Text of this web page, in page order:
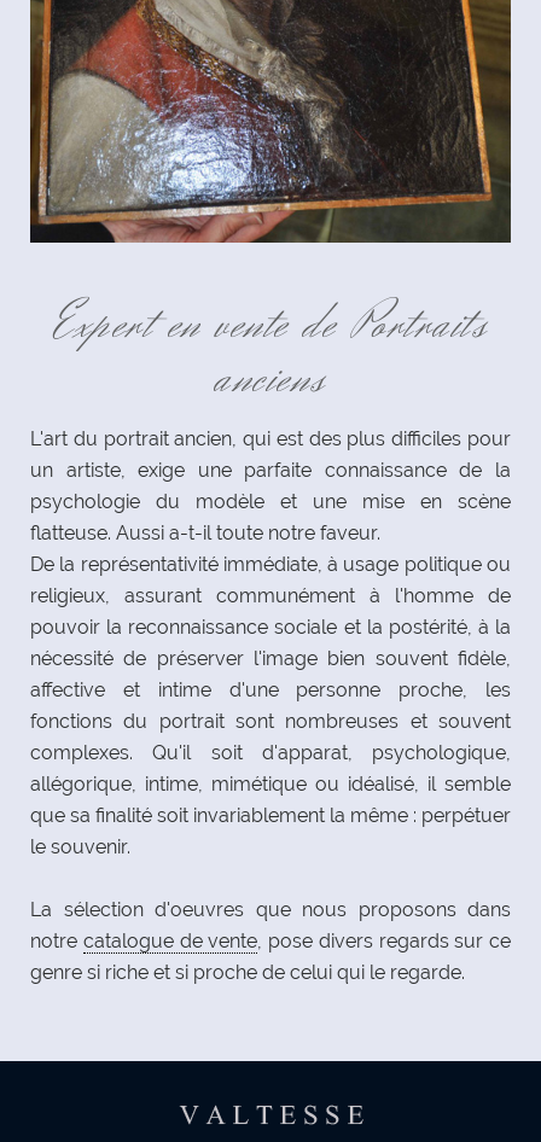
Expert en vente de Portraits
anciens
L'art du portrait ancien, qui est des plus difficiles pour
un artiste, exige une parfaite connaissance de la
psychologie du modèle et une mise en scène
flatteuse. Aussi a-t-il toute notre faveur.
De la représentativité immédiate, à usage politique ou
religieux, assurant communément à l'homme de
pouvoir la reconnaissance sociale et la postérité, à la
nécessité de préserver l'image bien souvent fidèle,
affective et intime d'une personne proche, les
fonctions du portrait sont nombreuses et souvent
complexes. Qu'il soit d'apparat, psychologique,
allégorique, intime, mimétique ou idéalisé, il semble
que sa finalité soit invariablement la même : perpétuer
le souvenir.
La sélection d'oeuvres que nous proposons dans
notre catalogue de vente, pose divers regards sur ce
genre si riche et si proche de celui qui le regarde.